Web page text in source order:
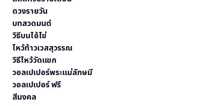
ดวงรายวัน
บทสวดมนต์
วิธีบนไอ้ไข่
ไหว้ท้าวเวสสุวรรณ
วิธีไหว้วัดแขก
วอลเปเปอร์พระแม่ลักษมี
วอลเปเปอร์ ฟรี
สีมงคล